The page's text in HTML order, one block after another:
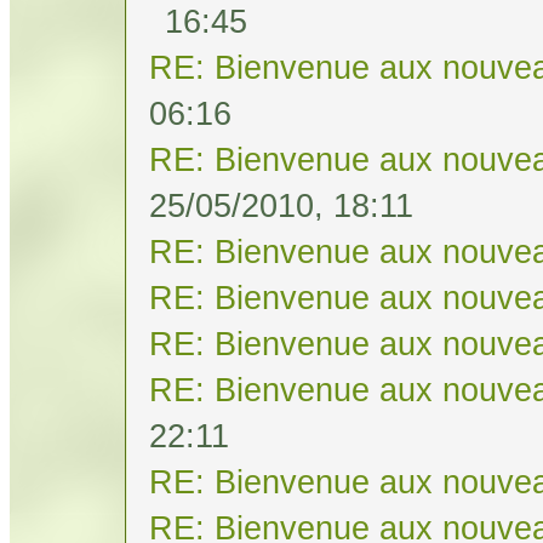
16:45
RE: Bienvenue aux
06:16
RE: Bienvenue aux
25/05/2010, 18:11
RE: Bienvenue aux
RE: Bienvenue aux
RE: Bienvenue aux
RE: Bienvenue aux
22:11
RE: Bienvenue aux
RE: Bienvenue aux